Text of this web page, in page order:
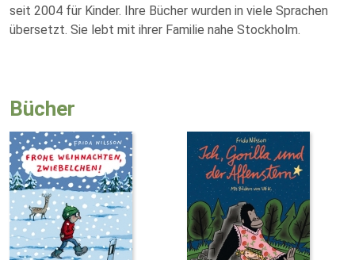
seit 2004 für Kinder. Ihre Bücher wurden in viele Sprachen
übersetzt. Sie lebt mit ihrer Familie nahe Stockholm.
Bücher